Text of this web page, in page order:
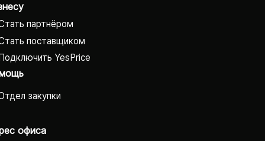
партнёром
поставщиком
YesPrice
закупки
офиса